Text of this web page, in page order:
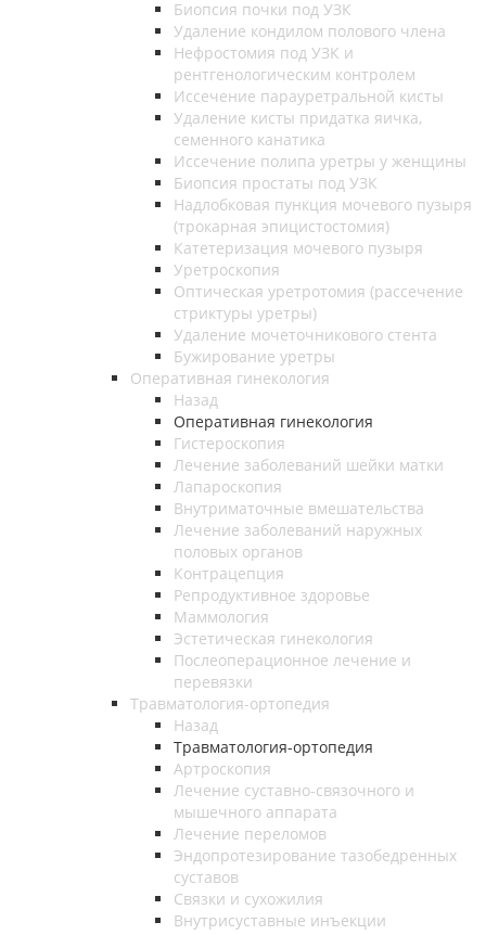
Биопсия почки под УЗК
Удаление кондилом полового члена
Нефростомия под УЗК и
рентгенологическим контролем
Иссечение парауретральной кисты
Удаление кисты придатка яичка,
семенного канатика
Иссечение полипа уретры у женщины
Биопсия простаты под УЗК
Надлобковая пункция мочевого пузыря
(трокарная эпицистостомия)
Катетеризация мочевого пузыря
Уретроскопия
Оптическая уретротомия (рассечение
стриктуры уретры)
Удаление мочеточникового стента
Бужирование уретры
Оперативная гинекология
Назад
Оперативная гинекология
Гистероскопия
Лечение заболеваний шейки матки
Лапароскопия
Внутриматочные вмешательства
Лечение заболеваний наружных
половых органов
Контрацепция
Репродуктивное здоровье
Маммология
Эстетическая гинекология
Послеоперационное лечение и
перевязки
Травматология-ортопедия
Назад
Травматология-ортопедия
Артроскопия
Лечение суставно-связочного и
мышечного аппарата
Лечение переломов
Эндопротезирование тазобедренных
суставов
Связки и сухожилия
Внутрисуставные инъекции